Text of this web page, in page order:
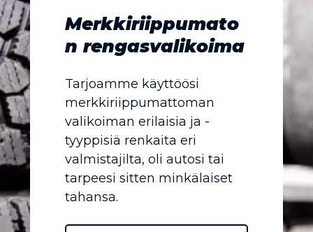
Merkkiriippumato
n rengasvalikoima
Tarjoamme käyttöösi
merkkiriippumattoman
valikoiman erilaisia ja -
tyyppisiä renkaita eri
valmistajilta, oli autosi tai
tarpeesi sitten minkälaiset
tahansa.